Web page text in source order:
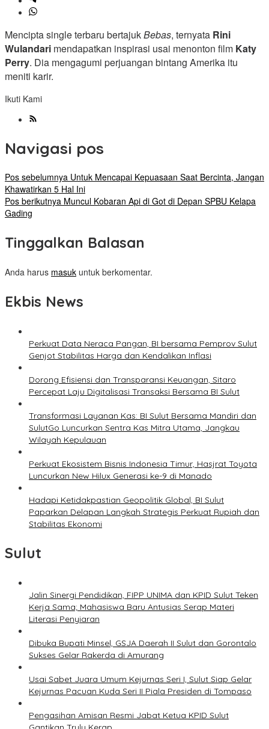
Mencipta single terbaru bertajukBebas, ternyata Rini
Wulandari mendapatkan inspirasi usai menonton film Katy
Perry. Dia mengagumi perjuangan bintang Amerika itu
meniti karir.
Ikuti Kami
Navigasi pos
Pos sebelumnya Untuk Mencapai Kepuasaan Saat Bercinta, Jangan
Khawatirkan 5 Hal Ini
Pos berikutnya Muncul Kobaran Api di Got di Depan SPBU Kelapa
Gading
Tinggalkan Balasan
Anda harus masuk untuk berkomentar.
Ekbis News
Perkuat Data Neraca Pangan, BI bersama Pemprov Sulut
Genjot Stabilitas Harga dan Kendalikan Inflasi
Dorong Efisiensi dan Transparansi Keuangan, Sitaro
Percepat Laju Digitalisasi Transaksi Bersama BI Sulut
Transformasi Layanan Kas: BI Sulut Bersama Mandiri dan
SulutGo Luncurkan Sentra Kas Mitra Utama, Jangkau
Wilayah Kepulauan
Perkuat Ekosistem Bisnis Indonesia Timur, Hasjrat Toyota
Luncurkan New Hilux Generasi ke-9 di Manado
Hadapi Ketidakpastian Geopolitik Global, BI Sulut
Paparkan Delapan Langkah Strategis Perkuat Rupiah dan
Stabilitas Ekonomi
Sulut
Jalin Sinergi Pendidikan, FIPP UNIMA dan KPID Sulut Teken
Kerja Sama; Mahasiswa Baru Antusias Serap Materi
Literasi Penyiaran
Dibuka Bupati Minsel, GSJA Daerah II Sulut dan Gorontalo
Sukses Gelar Rakerda di Amurang
Usai Sabet Juara Umum Kejurnas Seri I, Sulut Siap Gelar
Kejurnas Pacuan Kuda Seri II Piala Presiden di Tompaso
Pengasihan Amisan Resmi Jabat Ketua KPID Sulut